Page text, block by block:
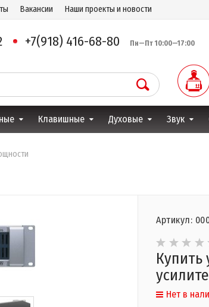
Вакансии Наши проекты и новости
+7(918) 416-68-80 Пн—Пт 10:00—17:00
Клавишные Духовые Звук
Артикул:
Купить
Нет в